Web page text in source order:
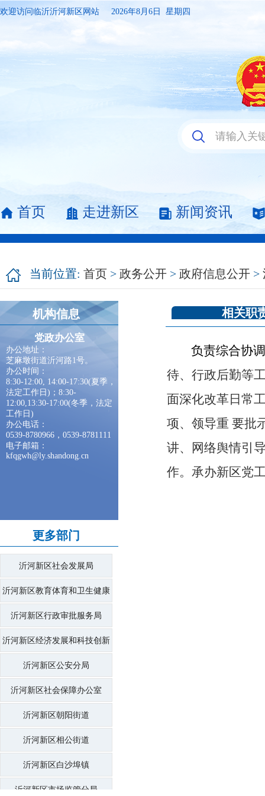
欢迎访问临沂沂河新区网站 2026年8月6日 星期四
首页 走进新区 新闻资讯
当前位置: 首页 > 政务公开 > 政府信息公开 >
机构信息
党政办公室
办公地址：
芝麻墩街道沂河路1号。
办公时间：
8:30-12:00, 14:00-17:30(夏季，
法定工作日)；8:30-
12:00,13:30-17:00(冬季，法定
工作日)
办公电话：
0539-8780966，0539-8781111
电子邮箱：
kfqgwh@ly.shandong.cn
更多部门
沂河新区社会发展局
沂河新区教育体育和卫生健康
局
沂河新区行政审批服务局
沂河新区经济发展和科技创新
局
沂河新区公安分局
沂河新区社会保障办公室
沂河新区朝阳街道
沂河新区相公街道
沂河新区白沙埠镇
沂河新区市场监管分局
相关职
负责综合协
待、行政后勤等
面深化改革日常
项、领导重 要批
讲、网络舆情引
作。承办新区党